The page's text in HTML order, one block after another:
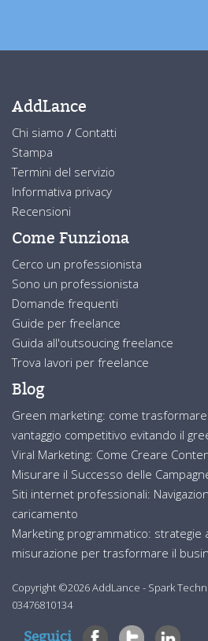
AddLance
Chi siamo / Contatti
Stampa
Termini del servizio
Informativa privacy
Recensioni
Come Funziona
Cerco un professionista
Sono un professionista
Domande frequenti
Guide per freelance
Guida all'outsoucing freelance
Trova lavori per freelance
Blog
Green marketing: come
vantaggio competitivo evitando il
Viral Marketing: Come Creare
Misurare il Successo delle
Siti internet professionali:
caricamento
Marketing programmatico: strategie
misurazione per trasformare il
Copyright ©2026 AddLance - Spark
03476810134
Seguici